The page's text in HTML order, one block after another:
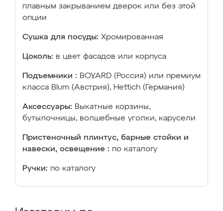
плавным закрыванием дверок или без этой
опции
Сушка для посуды: Хромированная
Цоколь: в цвет фасадов или корпуса
Подъемники : BOYARD (Россия) или премиум
класса Blum (Австрия), Hettich (Германия)
Аксессуары: Выкатные корзины,
бутылочницы, волшебные уголки, карусели
Пристеночный плинтус, барные стойки и
навески, освещение : по каталогу
Ручки: по каталогу